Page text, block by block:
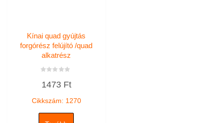
Kínai quad gyújtás
forgórész felújító /quad
alkatrész
01473 Ft
Cikkszám: 1270